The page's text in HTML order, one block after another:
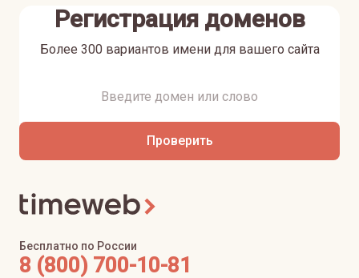
Регистрация доменов
Более 300 вариантов имени для вашего сайта
Проверить
Бесплатно по России
8 (800) 700-10-81